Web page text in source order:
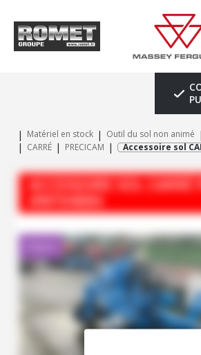
Matériel en stock Outil du sol non animé
CARRÉ
PRECICAM Accessoire sol
ACCESSOIRE SOL CARRÉ
#M104684